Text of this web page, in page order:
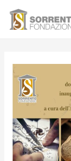
Navigazione
articoli